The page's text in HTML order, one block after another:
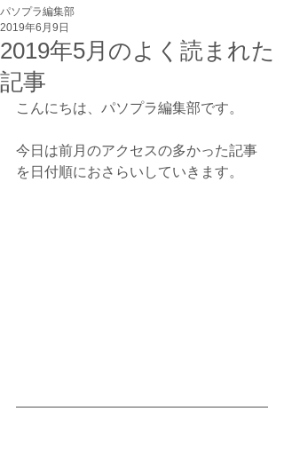
2019年5月のよく読まれた
記事
パソプラ編集部
2019年6月9日
こんにちは、パソプラ編集部です。
今日は前月のアクセスの多かった記事
を日付順におさらいしていきます。